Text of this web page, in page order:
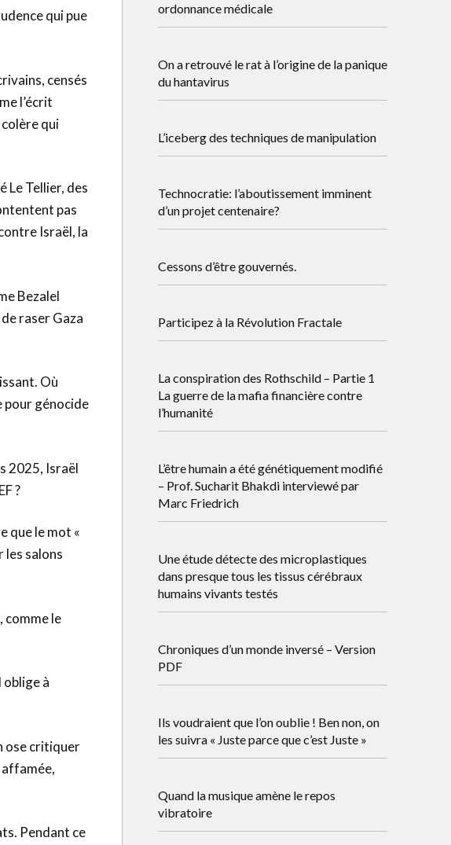
qui pue
censés
l’écrit
qui
Le Tellier, des
pas
Israël, la
Bezalel
raser Gaza
Où
pour génocide
2025, Israël
?
que le mot «
les salons
comme le
oblige à
ose critiquer
Pendant ce
ordonnance médicale
On a retrouvé le rat à l’origine de la panique
du hantavirus
L’iceberg des techniques de manipulation
Technocratie: l’aboutissement imminent
d’un projet centenaire?
Cessons d’être gouvernés.
Participez à la Révolution Fractale
La conspiration des Rothschild – Partie 1
La guerre de la mafia financière contre
l’humanité
L’être humain a été génétiquement modifié
– Prof. Sucharit Bhakdi interviewé par
Marc Friedrich
Une étude détecte des microplastiques
dans presque tous les tissus cérébraux
humains vivants testés
Chroniques d’un monde inversé – Version
PDF
Ils voudraient que l’on oublie ! Ben non, on
les suivra « Juste parce que c’est Juste »
Quand la musique amène le repos
vibratoire